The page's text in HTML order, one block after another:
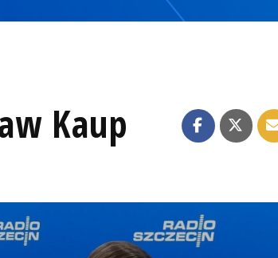
Kaup